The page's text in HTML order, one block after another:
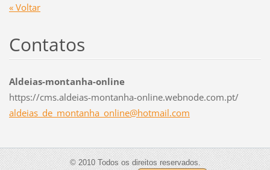
« Voltar
Contatos
Aldeias-montanha-online
https://cms.aldeias-montanha-online.webnode.com.pt/
aldeias_ de_montanha_online@hotmail.com
© 2010 Todos os direitos reservados.